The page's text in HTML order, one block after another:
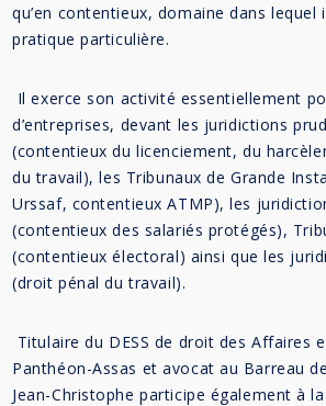
qu’en contentieux, domaine dans lequel
pratique particulière.
Il exerce son activité essentiellement
d’entreprises, devant les juridictions
(contentieux du licenciement, du
du travail), les Tribunaux de Grande
Urssaf, contentieux ATMP), les
(contentieux des salariés protégés),
(contentieux électoral) ainsi que les
(droit pénal du travail).
Titulaire du DESS de droit des Affaires
Panthéon-Assas et avocat au Barreau
Jean-Christophe participe également à